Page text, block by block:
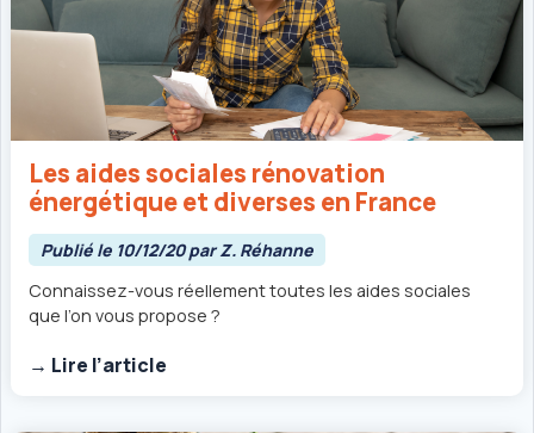
Les aides sociales rénovation
énergétique et diverses en France
Publié le 10/12/20 par Z. Réhanne
Connaissez-vous réellement toutes les aides sociales
que l’on vous propose ?
→ Lire l’article